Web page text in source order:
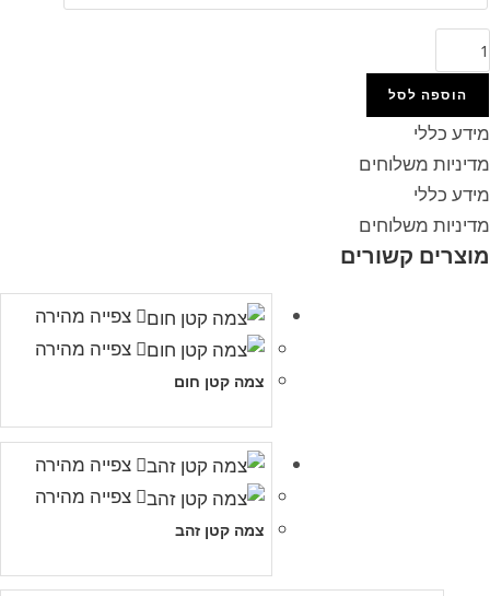
של
316
הוספה לסל
מידע כללי
מדיניות משלוחים
מידע כללי
מדיניות משלוחים
מוצרים קשורים
צפייה מהירה
צפייה מהירה
צמה קטן חום
צפייה מהירה
צפייה מהירה
צמה קטן זהב